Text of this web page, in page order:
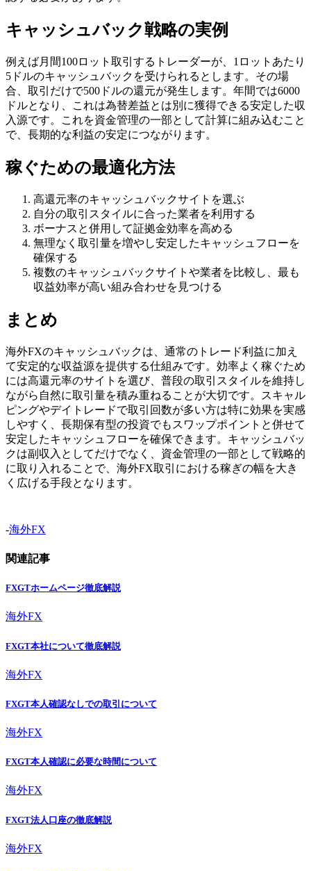
キャッシュバック戦略の実例
例えば月間100ロット取引するトレーダーが、1ロットあたり
5ドルのキャッシュバックを受けられるとします。その場
合、取引だけで500ドルの還元が発生します。年間では6000
ドルとなり、これは為替差益とは別に獲得できる安定した収
入源です。これを資金管理の一部として計算に組み込むこと
で、長期的な利益の安定につながります。
稼ぐための最適化方法
高還元率のキャッシュバックサイトを選ぶ
自分の取引スタイルに合った業者を利用する
ボーナスと併用して証拠金効率を高める
無理なく取引量を増やし安定したキャッシュフローを
確保する
複数のキャッシュバックサイトや業者を比較し、最も
収益効率が高い組み合わせを見つける
まとめ
海外FXのキャッシュバックは、通常のトレード利益に加え
て安定的な収益源を提供する仕組みです。効率よく稼ぐため
には高還元率のサイトを選び、普段の取引スタイルを維持し
ながら自然に取引量を積み重ねることが大切です。スキャル
ピングやデイトレードで取引回数が多い方は特に効果を実感
しやすく、長期保有型の投資でもスワップポイントと併せて
安定したキャッシュフローを確保できます。キャッシュバッ
クは副収入としてだけでなく、資金管理の一部として戦略的
に取り入れることで、海外FX取引における稼ぎの幅を大き
く広げる手段となります。
-海外FX
関連記事
FXGTホームページ徹底解説
海外FX
FXGT本社について徹底解説
海外FX
FXGT本人確認なしでの取引について
海外FX
FXGT本人確認に必要な時間について
海外FX
FXGT法人口座の徹底解説
海外FX